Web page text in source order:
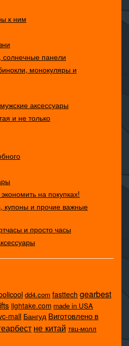
к ним
солнечные панели
монокуляры и
аксессуары
и не только
на покупках!
купоны и прочие важные
и просто часы
dd4.com fasttech gearbest
lightake.com made in USA
mall Бангуд Виготовлено в
не китай твц-молл